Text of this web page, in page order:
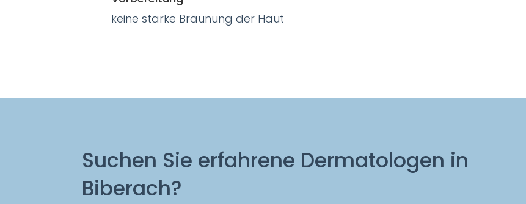
keine starke Bräunung der Haut
Suchen Sie erfahrene Dermatologen in
Biberach?